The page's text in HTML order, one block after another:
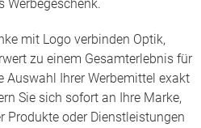
Werbegeschenk.
mit Logo verbinden Optik,
zu einem Gesamterlebnis für
Auswahl Ihrer Werbemittel exakt
Sie sich sofort an Ihre Marke,
Produkte oder Dienstleistungen